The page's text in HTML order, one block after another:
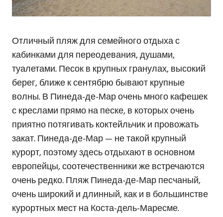
Отличный пляж для семейного отдыха с
кабинками для переодевания, душами,
туалетами. Песок в крупных гранулах, высокий
берег, ближе к сентябрю бывают крупные
волны. В Пинеда-де-Мар очень много кафешек
с креслами прямо на песке, в которых очень
приятно потягивать коктейльчик и провожать
закат. Пинеда-де-Мар — не такой крупный
курорт, поэтому здесь отдыхают в основном
европейцы, соотечественники же встречаются
очень редко. Пляж Пинеда-де-Мар песчаный,
очень широкий и длинный, как и в большинстве
курортных мест на Коста-дель-Маресме.